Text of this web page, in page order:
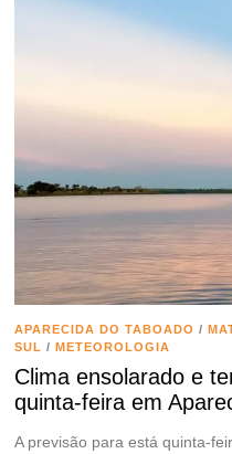
APARECIDA DO TABOADO /
SUL / METEOROLOGIA
Clima ensolarado e
quinta-feira em
A previsão para está quinta-